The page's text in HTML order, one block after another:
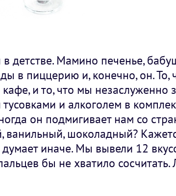
детстве. Мамино печенье,
в пиццерию и, конечно, он.
и то, что мы незаслуженно
и алкоголем в
он подмигивает нам со
ванильный, шоколадный?
иначе. Мы вывели 12
бы не хватило сосчитать.